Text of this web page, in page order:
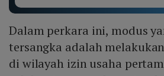
Dalam perkara ini, modus
tersangka adalah
di wilayah izin usaha